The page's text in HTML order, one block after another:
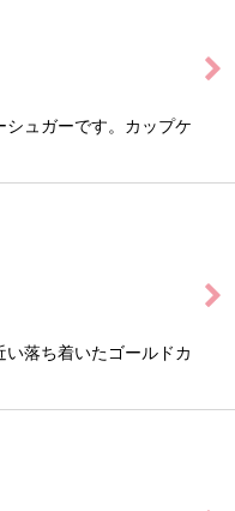
ュガーです。カップケ
落ち着いたゴールドカ